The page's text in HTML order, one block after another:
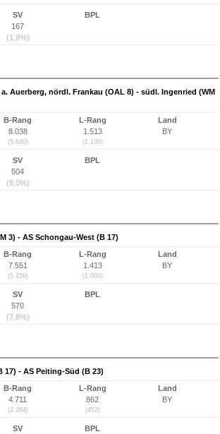
SV
167
(1,9%)
BPL
Auerberg, nördl. Frankau (OAL 8) - südl. Ingenried (WM
B-Rang
8.038
(5.640)
L-Rang
1.513
(1.100)
Land
BY
SV
504
(8,0%)
BPL
3) - AS Schongau-West (B 17)
B-Rang
7.551
(5.159)
L-Rang
1.413
(1.000)
Land
BY
SV
570
(7,8%)
BPL
17) - AS Peiting-Süd (B 23)
B-Rang
4.711
(2.354)
L-Rang
862
(452)
Land
BY
SV
BPL